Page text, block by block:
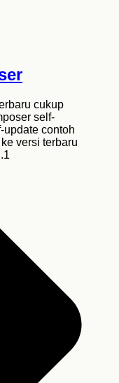
cukup
self-
update contoh
versi terbaru